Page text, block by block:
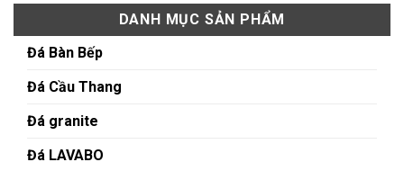
DANH MỤC SẢN PHẨM
Đá Bàn Bếp
Đá Cầu Thang
Đá granite
Đá LAVABO